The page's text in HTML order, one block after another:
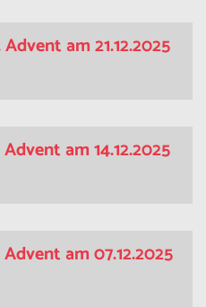
am 21.12.2025
am 14.12.2025
am 07.12.2025